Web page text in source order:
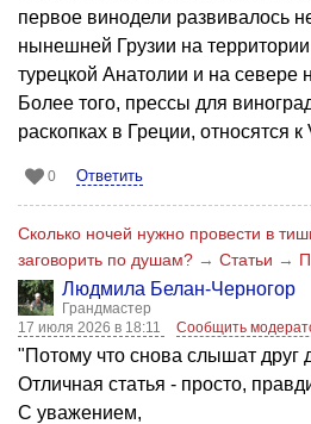
первое винодели развивалось
нынешней Грузии на
турецкой Анатолии и на
Более того, прессы для
раскопках в Греции, относятся
0 Ответить
Сколько ночей нужно провести в
заговорить по душам? → Статьи →
Людмила Белан-Черногор
Грандмастер
17 июля 2026 в 18:11
Сообщить
"Потому что снова слышат друг
Отличная статья - просто,
С уважением,